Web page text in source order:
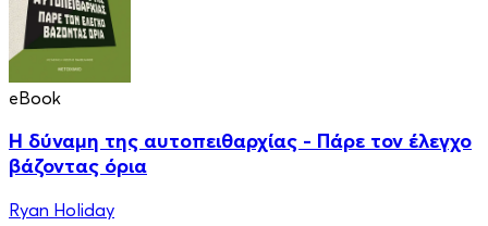
eBook
Η δύναμη της αυτοπειθαρχίας - Πάρε τον έλεγχο
βάζοντας όρια
Ryan Holiday